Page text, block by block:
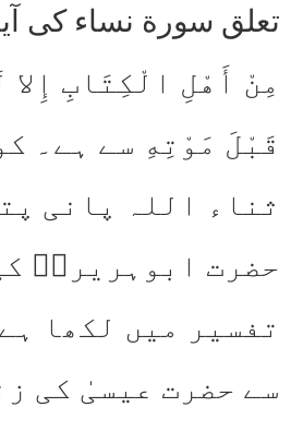
مِنْ أَهْلِ الْكِتَابِ إِلا
قَبْلَ مَوْتِهِ سے ہے۔
ثناء اللہ پانی
حضرت ابوہریرةؓ
تفسیر میں لکھا
سے حضرت عیسیٰ کی